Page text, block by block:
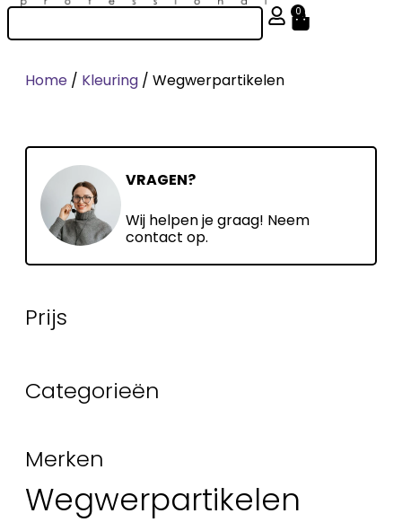
0
Home / Kleuring / Wegwerpartikelen
VRAGEN?
Wij helpen je graag! Neem
contact op.
Prijs
Categorieën
Merken
Wegwerpartikelen